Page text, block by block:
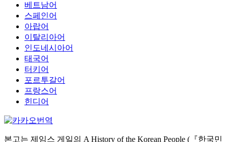
베트남어
스페인어
아랍어
이탈리아어
인도네시아어
태국어
터키어
포르투갈어
프랑스어
힌디어
본고는 제임스 게일의 A History of the Korean People (『한국민